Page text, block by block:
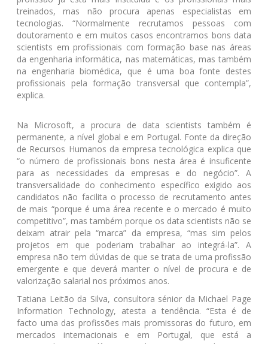
treinados, mas não procura apenas especialistas em
tecnologias. “Normalmente recrutamos pessoas com
doutoramento e em muitos casos encontramos bons data
scientists em profissionais com formação base nas áreas
da engenharia informática, nas matemáticas, mas também
na engenharia biomédica, que é uma boa fonte destes
profissionais pela formação transversal que contempla”,
explica.
Na Microsoft, a procura de data scientists também é
permanente, a nível global e em Portugal. Fonte da direção
de Recursos Humanos da empresa tecnológica explica que
“o número de profissionais bons nesta área é insuficente
para as necessidades da empresas e do negócio”. A
transversalidade do conhecimento específico exigido aos
candidatos não facilita o processo de recrutamento antes
de mais “porque é uma área recente e o mercado é muito
competitivo”, mas também porque os data scientists não se
deixam atrair pela “marca” da empresa, “mas sim pelos
projetos em que poderiam trabalhar ao integrá-la”. A
empresa não tem dúvidas de que se trata de uma profissão
emergente e que deverá manter o nível de procura e de
valorização salarial nos próximos anos.
Tatiana Leitão da Silva, consultora sénior da Michael Page
Information Technology, atesta a tendência. “Esta é de
facto uma das profissões mais promissoras do futuro, em
mercados internacionais e em Portugal, que está a